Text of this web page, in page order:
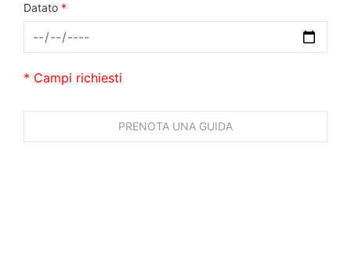
Datato *
* Campi richiesti